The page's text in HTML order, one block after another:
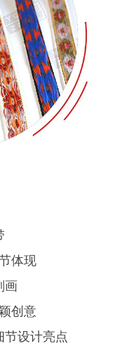
体现
画
创意
节设计亮点